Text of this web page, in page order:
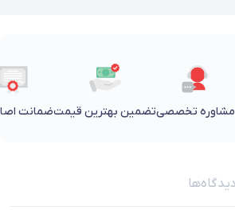
مشاوره تخصصیتضمین بهترین قیمتضمانت
دیدگاه‌ها